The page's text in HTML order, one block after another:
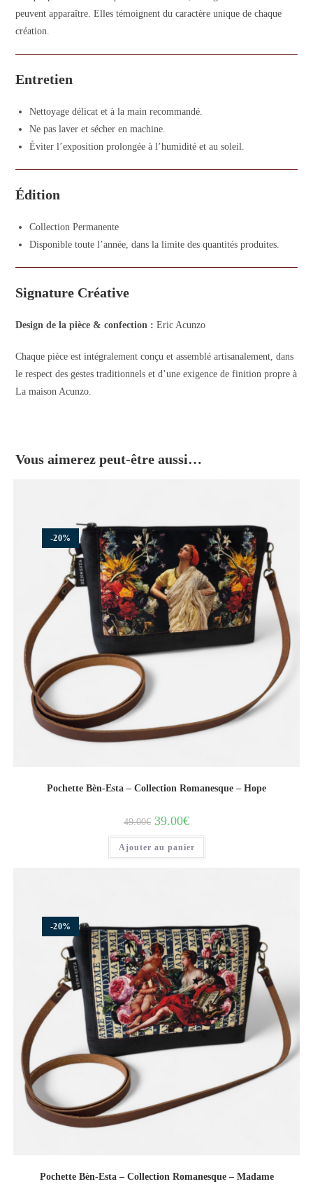
peuvent apparaître. Elles témoignent du caractère unique de chaque
création.
Entretien
Nettoyage délicat et à la main recommandé.
Ne pas laver et sécher en machine.
Éviter l’exposition prolongée à l’humidité et au soleil.
Édition
Collection Permanente
Disponible toute l’année, dans la limite des quantités produites.
Signature Créative
Design de la pièce & confection : Eric Acunzo
Chaque pièce est intégralement conçu et assemblé artisanalement, dans
le respect des gestes traditionnels et d’une exigence de finition propre à
La maison Acunzo.
Vous aimerez peut-être aussi…
-20%
Pochette Bèn-Esta – Collection Romanesque – Hope
49.00€ 39.00€
Ajouter au panier
-20%
Pochette Bèn-Esta – Collection Romanesque – Madame